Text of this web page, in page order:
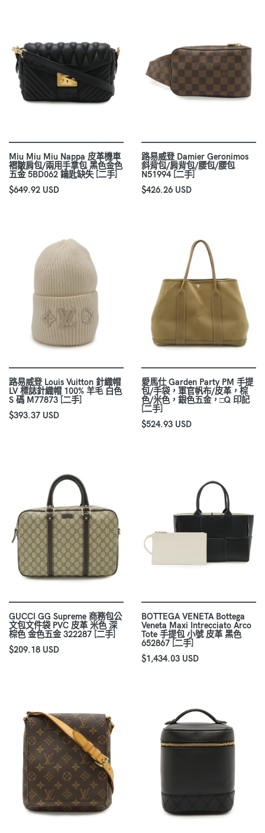
Miu Miu Miu Nappa 皮革機車
褶皺肩包/兩用手拿包 黑色金色
五金 5BD062 鑰匙缺失 [二手]
$649.92 USD
路易威登 Damier Geronimos
斜背包/肩背包/腰包/腰包
N51994 [二手]
$426.26 USD
路易威登 Louis Vuitton 針織帽
LV 標誌針織帽 100% 羊毛 白色
S 碼 M77873 [二手]
$393.37 USD
愛馬仕 Garden Party PM 手提
包/手袋，軍官帆布/皮革，棕
色/米色，銀色五金，□Q 印記
[二手]
$524.93 USD
GUCCI GG Supreme 商務包公
文包文件袋 PVC 皮革 米色 深
棕色 金色五金 322287 [二手]
$209.18 USD
BOTTEGA VENETA Bottega
Veneta Maxi Intrecciato Arco
Tote 手提包 小號 皮革 黑色
652867 [二手]
$1,434.03 USD